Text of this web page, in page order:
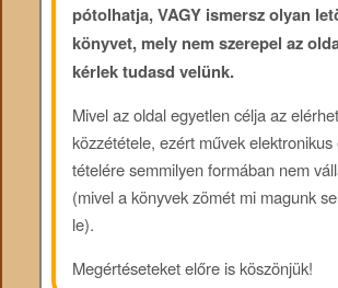
pótolhatja, VAGY ismersz olyan
könyvet, mely nem szerepel az
kérlek tudasd velünk.
Mivel az oldal egyetlen célja az
közzététele, ezért művek
tételére semmilyen formában nem
(mivel a könyvek zömét mi magunk
le).
Megértéseteket előre is köszönjük!